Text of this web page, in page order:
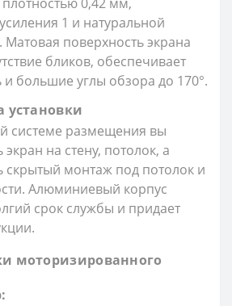
1 и натуральной
Матовая поверхность экрана
бликов, обеспечивает
и большие углы обзора до 170°.
установки
системе размещения вы
на стену, потолок, а
скрытый монтаж под потолок и
Алюминиевый корпус
срок службы и придает
моторизированного